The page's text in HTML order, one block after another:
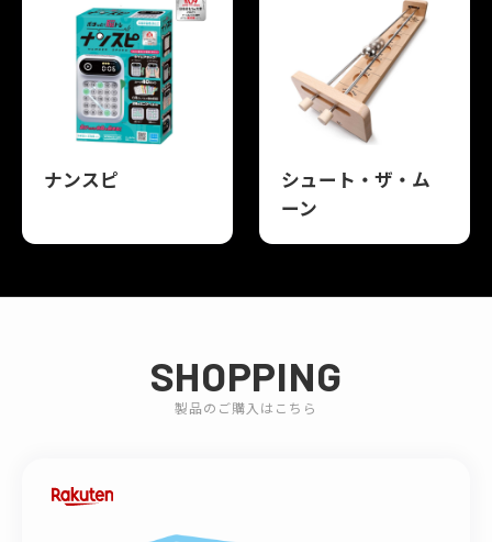
ナンスピ
シュート・ザ・ム
ーン
SHOPPING
製品のご購入はこちら